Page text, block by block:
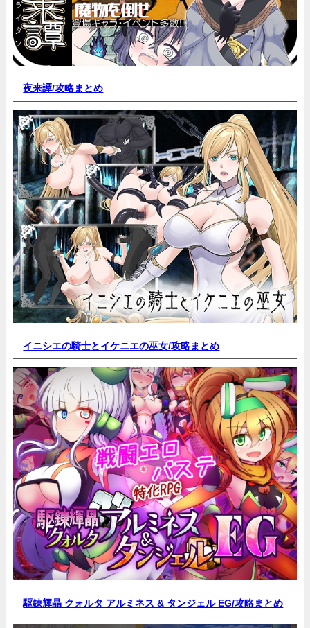
夜来譚/攻略まとめ
イニシエの騎士とイケニエの巫女/攻略まとめ
駆錬輝晶 クォルタ アルミネス & タンジェル EG/攻略まとめ